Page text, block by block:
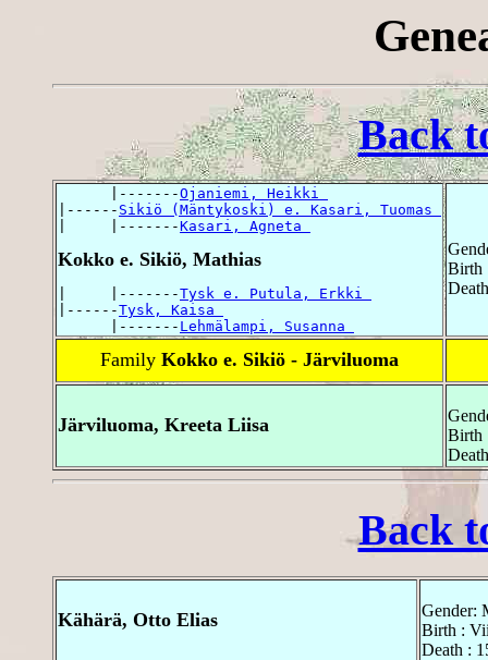
Back
      |-------
Ojaniemi, Heikki
|------ Sikiö (Mäntykoski) e. Kasari, Tuomas
|     |-------Kasari, Agneta
Kokko e. Sikiö, Mathias
|     |-------Tysk e. Putula, Erkki
|------Tysk, Kaisa
      |-------
Lehmälampi, Susanna
Birth
Family Kokko e. Sikiö - Järviluoma
Järviluoma, Kreeta Liisa
Birth
Back
Kähärä, Otto Elias
Gender:
Birth :
Death :